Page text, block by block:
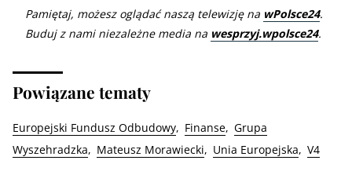
Pamiętaj, możesz oglądać naszą telewizję na wPolsce24.
Buduj z nami niezależne media na wesprzyj.wpolsce24.
Powiązane tematy
Europejski Fundusz Odbudowy Finanse Grupa
Wyszehradzka
Mateusz Morawiecki Unia Europejska V4